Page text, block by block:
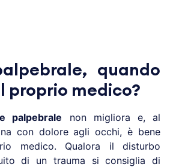
quando
proprio medico?
palpebrale non migliora e, al
con dolore agli occhi, è bene
medico. Qualora il disturbo
di un trauma si consiglia di